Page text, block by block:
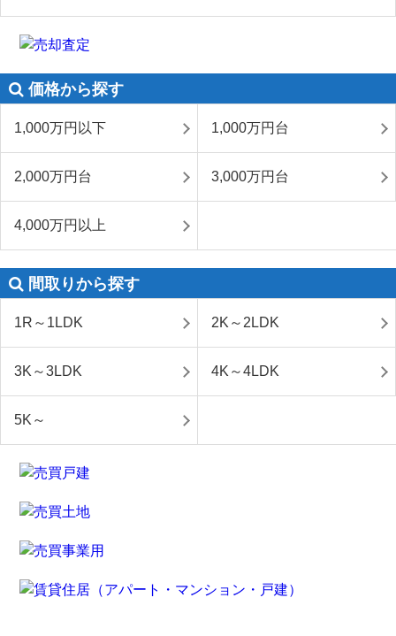
価格から探す
1,000万円以下 1,000万円台
2,000万円台 3,000万円台
4,000万円以上
間取りから探す
1R～1LDK 2K～2LDK
3K～3LDK 4K～4LDK
5K～